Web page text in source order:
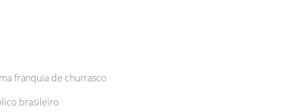
franquia de churrasco
brasileiro